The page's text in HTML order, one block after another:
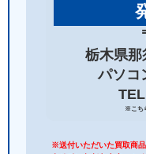
栃木県那
パソコ
※こち
※送付いただいた買取商